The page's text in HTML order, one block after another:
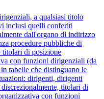
a qualsiasi titolo
inclusi quelli conferiti
dall'organo di indirizzo
procedure pubbliche di
titolari di posizione
con funzioni dirigenziali (da
tabelle che distinguano le
dirigenti, dirigenti
titolari di
con funzioni